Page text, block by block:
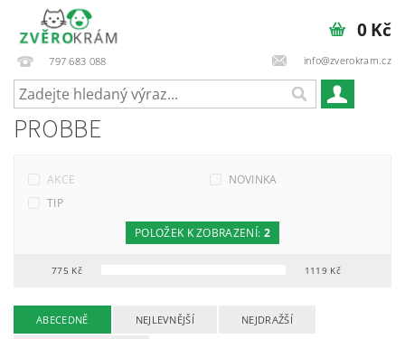
797 683 088 info@zverokram.cz
0 Kč
PROBBE
AKCE
NOVINKA
TIP
775 Kč 1119 Kč
POLOŽEK K ZOBRAZENÍ: 2
ABECEDNĚ NEJLEVNĚJŠÍ NEJDRAŽŠÍ